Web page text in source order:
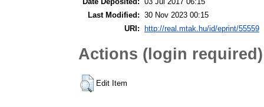
Last Modified: 30 Nov 2023 00:15
URI:
http://real.mtak.hu/id/eprint/55559
Actions (login required)
Edit Item